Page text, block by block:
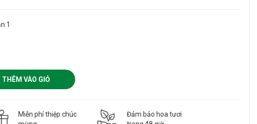
1
THÊM VÀO GIỎ
Miễn phí thiệp chúc
Đảm bảo hoa tươi